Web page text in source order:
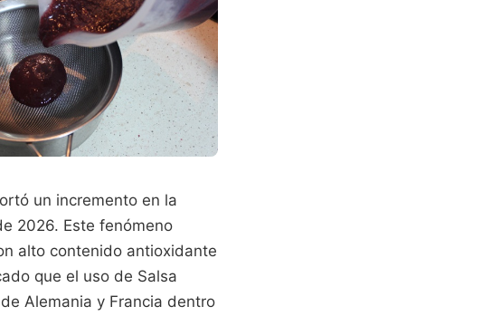
un incremento en la
2026. Este fenómeno
alto contenido antioxidante
que el uso de Salsa
Alemania y Francia dentro